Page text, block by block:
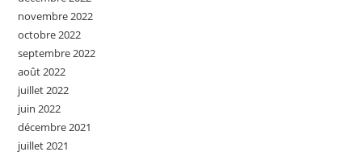
novembre 2022
octobre 2022
septembre 2022
août 2022
juillet 2022
juin 2022
décembre 2021
juillet 2021